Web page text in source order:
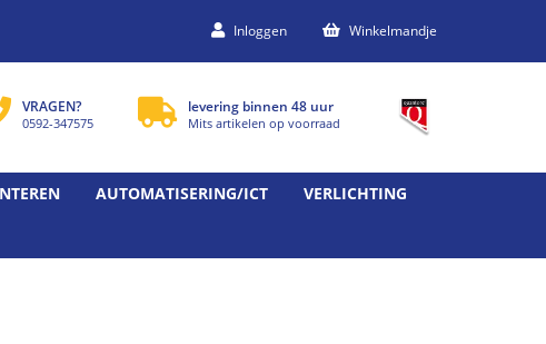
Inloggen Winkelmandje
levering binnen 48 uur
Mits artikelen op voorraad
VRAGEN?
0592-347575
AUTOMATISERING/ICT
VERLICHTING